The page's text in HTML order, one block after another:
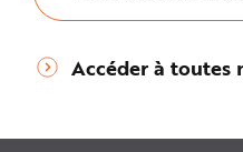
Accéder à toutes